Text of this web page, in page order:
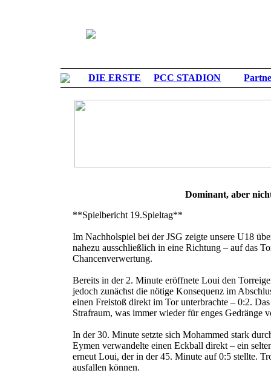
DIE ERSTE PCC STADION
Dominant, aber
**Spielbericht 19.Spieltag**
Im Nachholspiel bei der JSG zeigte unsere U18
nahezu ausschließlich in eine Richtung – auf das
Chancenverwertung.
Bereits in der 2. Minute eröffnete Loui den
jedoch zunächst die nötige Konsequenz im
einen Freistoß direkt im Tor unterbrachte – 0:2.
Strafraum, was immer wieder für enges Gedränge
In der 30. Minute setzte sich Mohammed stark
Eymen verwandelte einen Eckball direkt – ein
erneut Loui, der in der 45. Minute auf 0:5 stellte.
ausfallen können.